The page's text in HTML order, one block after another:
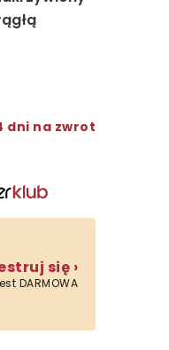
dni na zwrot
się ›
DARMOWA